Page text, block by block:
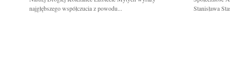
najgłębszego współczucia z powodu...
Stanisława